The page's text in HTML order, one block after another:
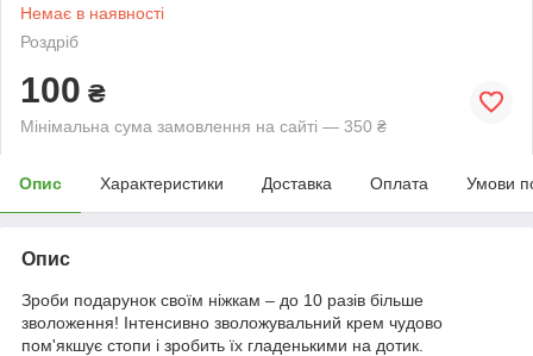
Немає в наявності
Роздріб
100 ₴
Мінімальна сума замовлення на сайті — 350 ₴
Опис Характеристики Доставка Оплата Умови
Опис
Зроби подарунок своїм ніжкам – до 10 разів більше
зволоження! Інтенсивно зволожувальний крем чудово
пом'якшує стопи і зробить їх гладенькими на дотик.